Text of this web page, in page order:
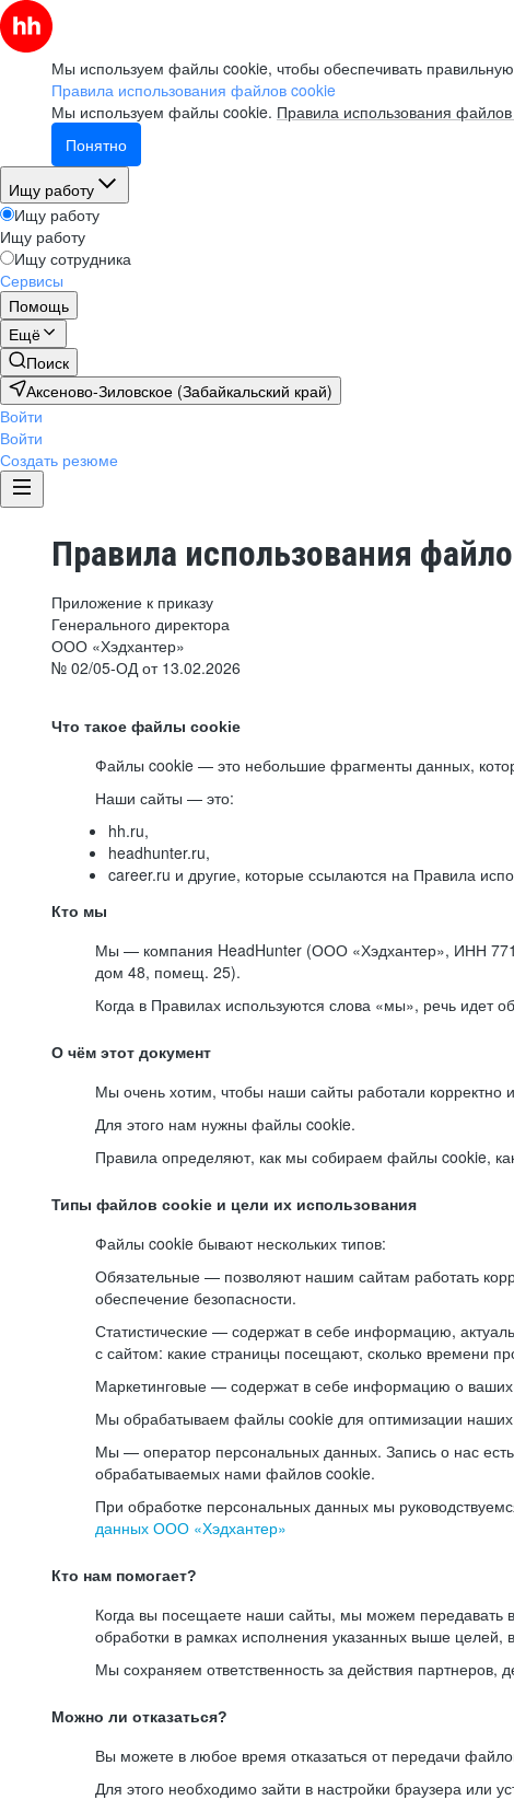
Мы используем файлы cookie, чтобы обеспечивать
Правила использования файлов cookie
Мы используем файлы cookie. Правила использования
Понятно
Ищу работу
Ищу работу
Ищу работу
Ищу сотрудника
Сервисы
Помощь
Ещё
Поиск
Аксеново-Зиловское (Забайкальский край)
Войти
Войти
Создать резюме
Правила использования
Приложение к приказу
Генерального директора
ООО «Хэдхантер»
№ 02/05-ОД от 13.02.2026
Что такое файлы cookie
Файлы cookie — это небольшие фрагменты данных,
Наши сайты — это:
hh.ru,
headhunter.ru,
career.ru и другие, которые ссылаются на Правила
Кто мы
Мы — компания HeadHunter (ООО «Хэдхантер», ИНН
дом 48, помещ. 25).
Когда в Правилах используются слова «мы», речь идет
О чём этот документ
Мы очень хотим, чтобы наши сайты работали
Для этого нам нужны файлы cookie.
Правила определяют, как мы собираем файлы cookie,
Типы файлов cookie и цели их использования
Файлы cookie бывают нескольких типов:
Обязательные — позволяют нашим сайтам работать
обеспечение безопасности.
Статистические — содержат в себе информацию,
с сайтом: какие страницы посещают, сколько времени
Маркетинговые — содержат в себе информацию о
Мы обрабатываем файлы cookie для оптимизации наших
Мы — оператор персональных данных. Запись о нас
обрабатываемых нами файлов cookie.
При обработке персональных данных мы
данных ООО «Хэдхантер»
Кто нам помогает?
Когда вы посещаете наши сайты, мы можем
обработки в рамках исполнения указанных выше
Мы сохраняем ответственность за действия
Можно ли отказаться?
Вы можете в любое время отказаться от передачи
Для этого необходимо зайти в настройки браузера или